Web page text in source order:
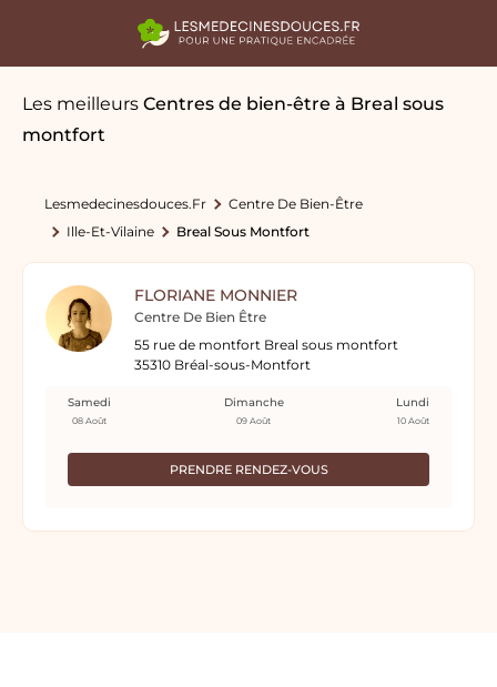
Les meilleurs Centres de bien-être à Breal sous
montfort
Lesmedecinesdouces.fr
Centre De Bien-Être
Ille-Et-Vilaine
Breal Sous Montfort
FLORIANE MONNIER
Centre De Bien Être
55 rue de montfort Breal sous montfort
35310 Bréal-sous-Montfort
PRENDRE RENDEZ-VOUS
Samedi
08 Août
Dimanche
09 Août
Lundi
10 Août